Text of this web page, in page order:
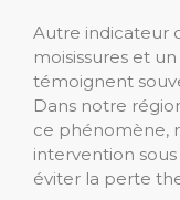
Autre indicateur
moisissures et
témoignent
Dans notre
ce phénomène,
intervention
éviter la perte